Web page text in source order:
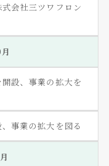
会社三ツワフロン
設、事業の拡大を
事業の拡大を図る